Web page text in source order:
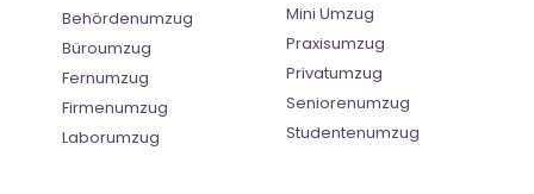
Behördenumzug
Büroumzug
Fernumzug
Firmenumzug
Laborumzug
Mini Umzug
Praxisumzug
Privatumzug
Seniorenumzug
Studentenumzug